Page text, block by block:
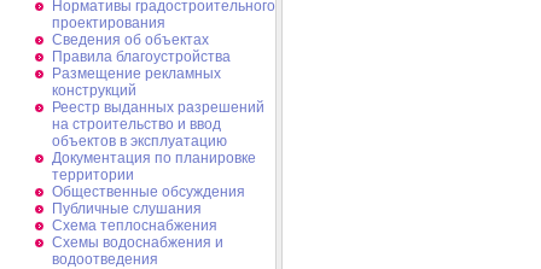
Нормативы градостроительного
проектирования
Сведения об объектах
Правила благоустройства
Размещение рекламных
конструкций
Реестр выданных разрешений
на строительство и ввод
объектов в эксплуатацию
Документация по планировке
территории
Общественные обсуждения
Публичные слушания
Схема теплоснабжения
Схемы водоснабжения и
водоотведения